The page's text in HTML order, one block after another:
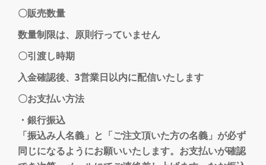
〇販売数量
数量制限は、原則行っていません
〇引渡し時期
入金確認後、3営業日以内に配信いたします
〇お支払い方法
・銀行振込
「振込み人名義」と「ご注文頂いた方の名義」が必ず
同じになるようにお願いいたします。お支払いが確認